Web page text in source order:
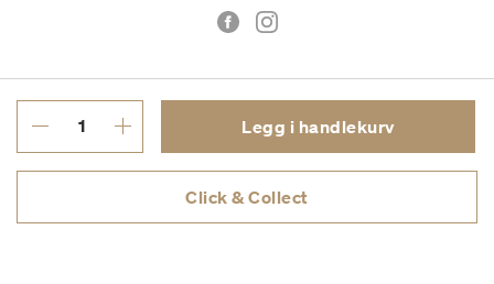
Legg i handlekurv
Click & Collect
MVA: 993 075 930